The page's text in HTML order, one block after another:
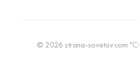
© 2026 strana-sovetov.com